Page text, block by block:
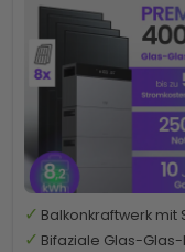
Balkonkraftwerk mit
Bifaziale Glas-